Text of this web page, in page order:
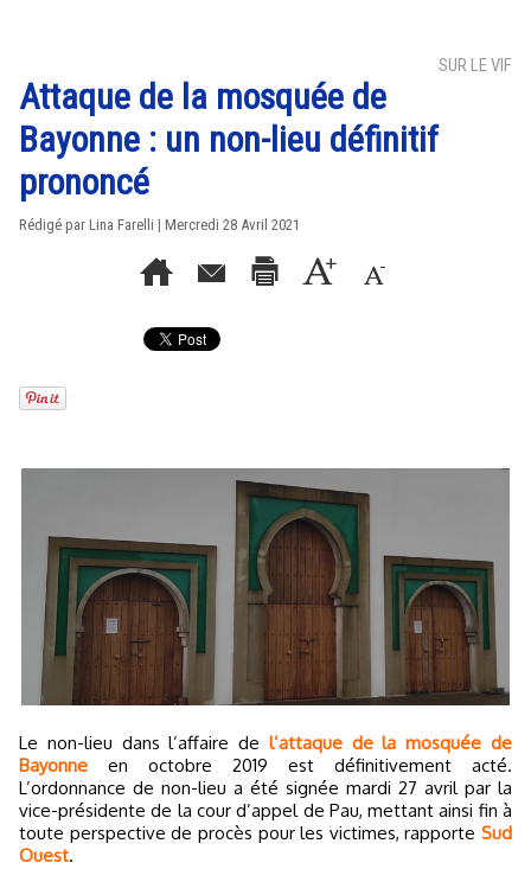
SUR LE VIF
Attaque de la mosquée de
Bayonne : un non-lieu définitif
prononcé
Rédigé par Lina Farelli | Mercredi 28 Avril 2021
Le non-lieu dans l’affaire de l’attaque de la mosquée de
Bayonne en octobre 2019 est définitivement acté.
L’ordonnance de non-lieu a été signée mardi 27 avril par la
vice-présidente de la cour d’appel de Pau, mettant ainsi fin à
toute perspective de procès pour les victimes, rapporte Sud
Ouest.